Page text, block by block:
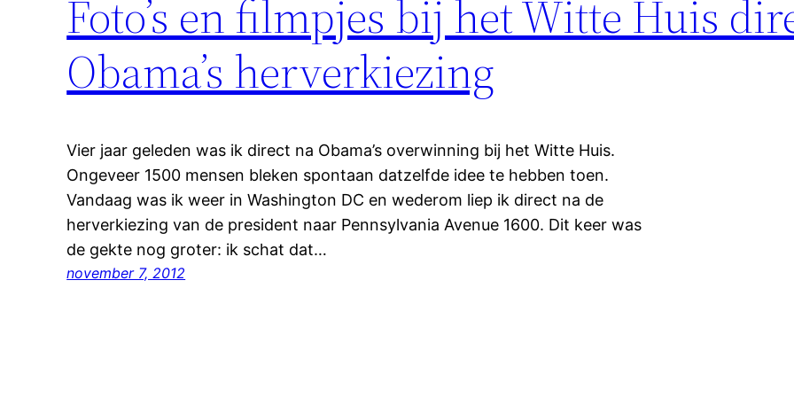
Foto’s en filmpjes bij het Witte Huis
Obama’s herverkiezing
Vier jaar geleden was ik direct na Obama’s overwinning bij het Witte Huis.
Ongeveer 1500 mensen bleken spontaan datzelfde idee te hebben toen.
Vandaag was ik weer in Washington DC en wederom liep ik direct na de
herverkiezing van de president naar Pennsylvania Avenue 1600. Dit keer was
de gekte nog groter: ik schat dat…
november 7, 2012